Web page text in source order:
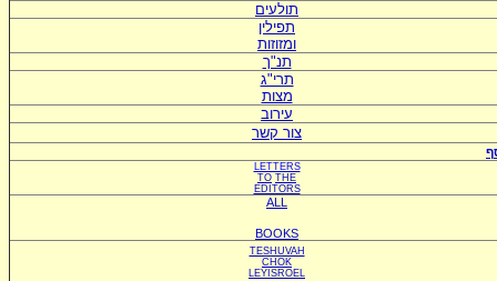
תולעים
תפילין
ומזוזות
תנ"ך
תרי"ג
מצות
עירוב
צור קשר
LETTERS
TO THE
EDITORS
ALL
BOOKS
TESHUVAH
CHOK
LEYISROEL